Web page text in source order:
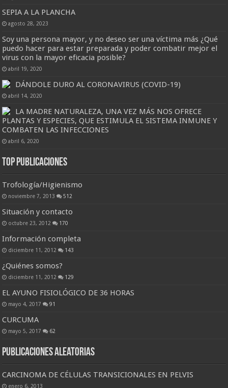
SEPIA A LA PLANCHA
agosto 28, 2023
Soy una persona mayor, y no deseo ser una víctima más ¿Qué
puedo hacer para estar preparada y poder combatir mejor el
virus con la mayor eficacia posible?
abril 19, 2020
DÁNDOLE DURO AL CORONAVIRUS (COVID-19)
abril 14, 2020
LA MADRE NATURALEZA, UNA VEZ MÁS NOS OFRECE
PLANTAS Y ESPECIES, QUE ESTIMULA EL SISTEMA INMUNE Y
COMBATEN LAS INFECCIONES
abril 6, 2020
Top Publicaciones
Trofología/Higienismo
noviembre 7, 2013 512
Situación y contacto
octubre 23, 2012 170
Información completa
diciembre 11, 2012 143
¿Quiénes somos?
diciembre 11, 2012 129
EL AYUNO FISIOLÓGICO DE 36 HORAS
mayo 4, 2017 91
CURCUMA
mayo 5, 2017 62
Publicaciones Aleatorias
CARCINOMA DE CÉLULAS TRANSICIONALES EN PELVIS
enero 6, 2013